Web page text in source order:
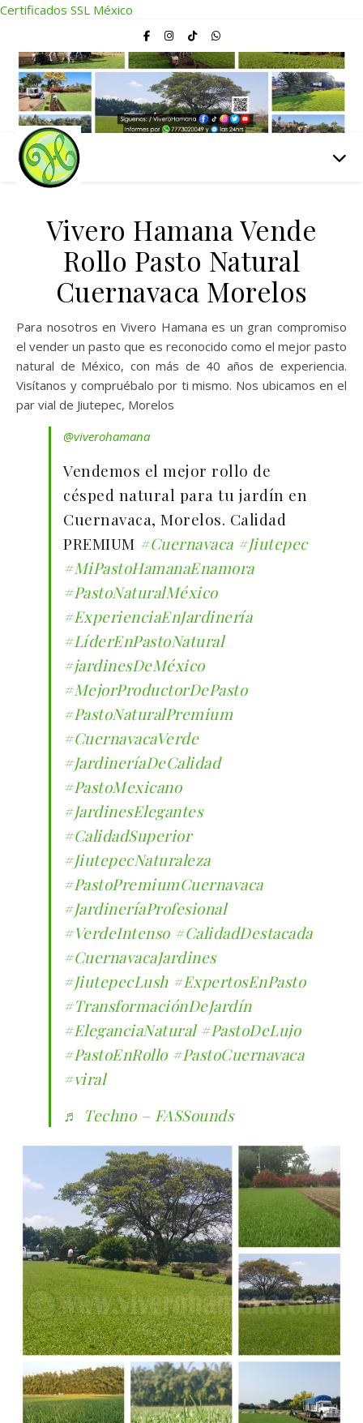
Certificados SSL México
Vivero Hamana Vende
Rollo Pasto Natural
Cuernavaca Morelos
Para nosotros en Vivero Hamana es un gran compromiso
el vender un pasto que es reconocido como el mejor pasto
natural de México, con más de 40 años de experiencia.
Visítanos y compruébalo por ti mismo. Nos ubicamos en el
par vial de Jiutepec, Morelos
@viverohamana
Vendemos el mejor rollo de
césped natural para tu jardín en
Cuernavaca, Morelos. Calidad
PREMIUM #Cuernavaca #Jiutepec
#MiPastoHamanaEnamora
#PastoNaturalMéxico
#ExperienciaEnJardinería
#LíderEnPastoNatural
#jardinesDeMéxico
#MejorProductorDePasto
#PastoNaturalPremium
#CuernavacaVerde
#JardineríaDeCalidad
#PastoMexicano
#JardinesElegantes
#CalidadSuperior
#JiutepecNaturaleza
#PastoPremiumCuernavaca
#JardineríaProfesional
#VerdeIntenso #CalidadDestacada
#CuernavacaJardines
#JiutepecLush #ExpertosEnPasto
#TransformaciónDeJardín
#EleganciaNatural #PastoDeLujo
#PastoEnRollo #PastoCuernavaca
#viral
♬ Techno – FASSounds